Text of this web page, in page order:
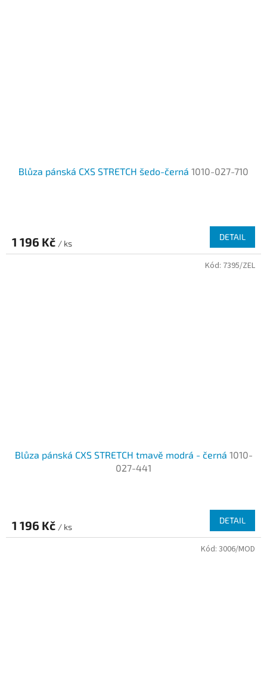
Blůza pánská CXS STRETCH šedo-černá 1010-027-710
1 196 Kč / ks
DETAIL
Blůza pánská CXS STRETCH tmavě modrá - černá 1010-
027-441
1 196 Kč / ks
DETAIL
Kód: 7395/ZEL
Kód: 3006/MOD